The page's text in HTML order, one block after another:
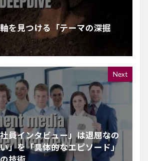
を見つける「テーマの深掘
Next
員インタビュー」は退屈なの
」を「具体的なエピソード」